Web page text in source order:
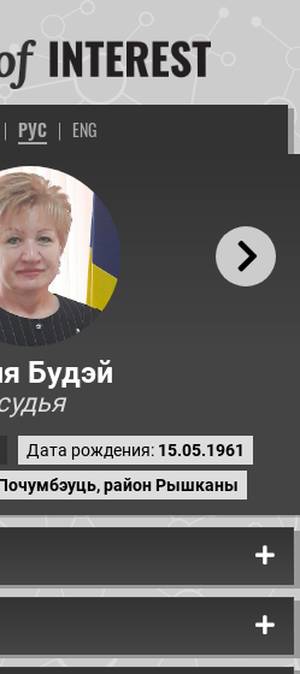
| РУС | ENG
Будэй
Дата рождения: 15.05.1961
район Рышканы